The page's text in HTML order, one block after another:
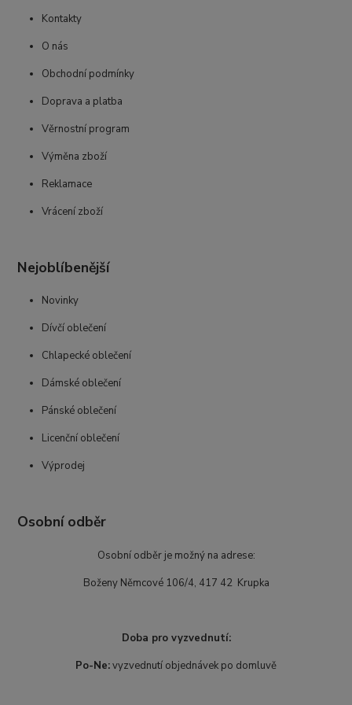
Kontakty
O nás
Obchodní podmínky
Doprava a platba
Věrnostní program
Výměna zboží
Reklamace
Vrácení zboží
Nejoblíbenější
Novinky
Dívčí oblečení
Chlapecké oblečení
Dámské oblečení
Pánské oblečení
Licenční oblečení
Výprodej
Osobní odběr
Osobní odběr je možný na adrese:
Boženy Němcové 106/4, 417 42 Krupka
Doba pro vyzvednutí:
Po-Ne:vyzvednutí objednávek po domluvě